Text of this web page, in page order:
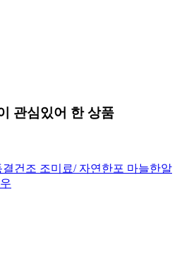
관심있어 한 상품
건조 조미료/ 자연한포 마늘한알